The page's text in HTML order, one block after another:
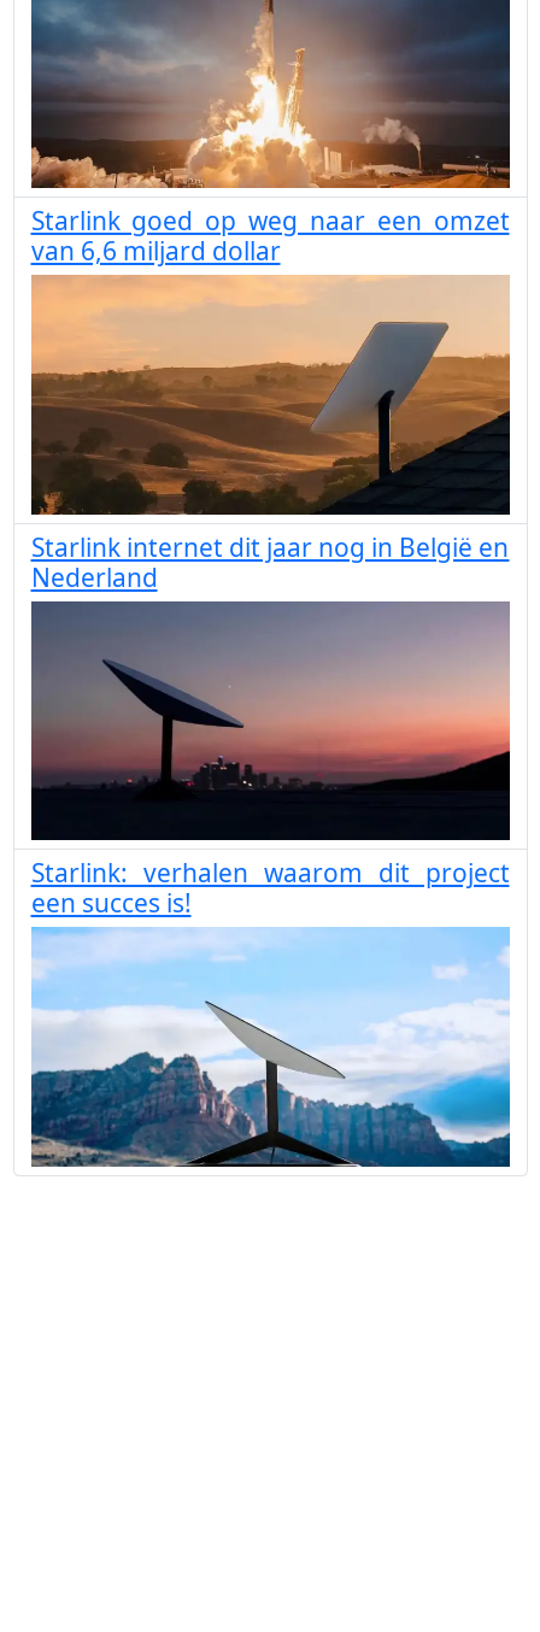
Starlink goed op weg naar een omzet
van 6,6 miljard dollar
Starlink internet dit jaar nog in België en
Nederland
Starlink: verhalen waarom dit project
een succes is!